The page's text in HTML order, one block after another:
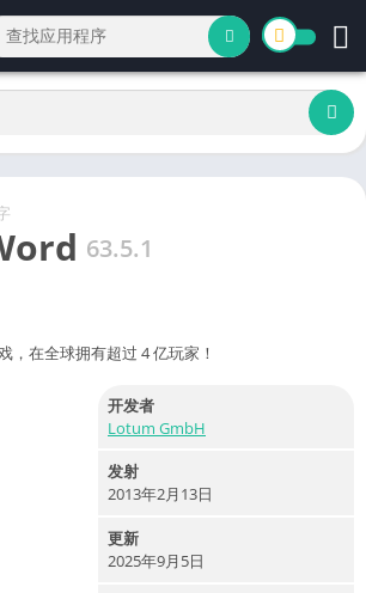
63.5.1
，在全球拥有超过 4 亿玩家！
开发者
Lotum GmbH
发射
2013年2月13日
更新
2025年9月5日